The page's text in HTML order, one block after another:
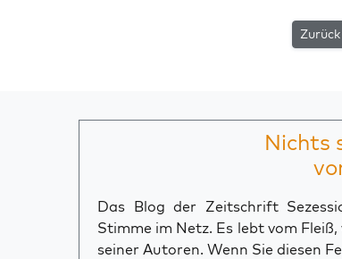
Nichts
Das Blog der Zeitschrift
Stimme im Netz. Es lebt vom
seiner Autoren. Wenn Sie diesen